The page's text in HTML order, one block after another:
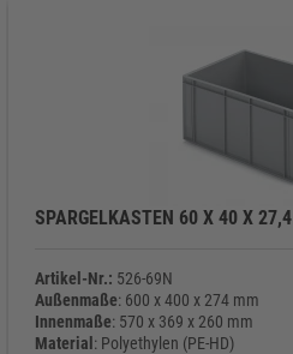
SPARGELKASTEN 60 X 40 X 27,4
Artikel-Nr.: 526-69N
Außenmaße: 600 x 400 x 274 mm
Innenmaße: 570 x 369 x 260 mm
Material : Polyethylen (PE-HD)